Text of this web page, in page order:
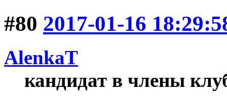
#80 2017-01-16
AlenkaT
кандидат в члены